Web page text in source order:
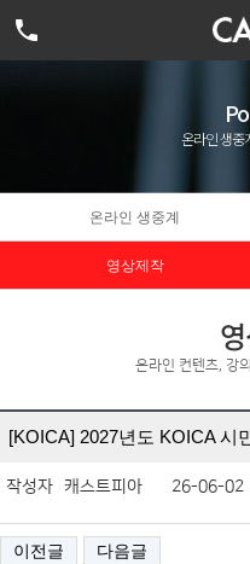

온라인 생중
온라인 생중계
영상제작
온라인 컨텐츠, 강
[KOICA] 2027년도 KOICA 시
작성자 캐스트피아 26-06-02
이전글 다음글